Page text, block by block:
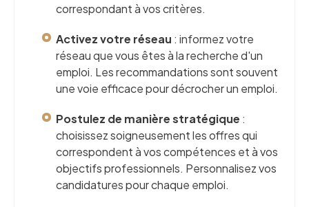
correspondant à vos critères.
Activez votre réseau : informez votre
réseau que vous êtes à la recherche d'un
emploi. Les recommandations sont souvent
une voie efficace pour décrocher un emploi.
Postulez de manière stratégique :
choisissez soigneusement les offres qui
correspondent à vos compétences et à vos
objectifs professionnels. Personnalisez vos
candidatures pour chaque emploi.